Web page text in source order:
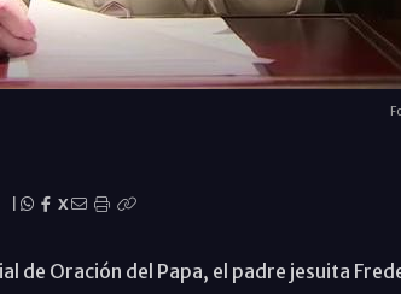
X
de Oración del Papa, el padre jesuita